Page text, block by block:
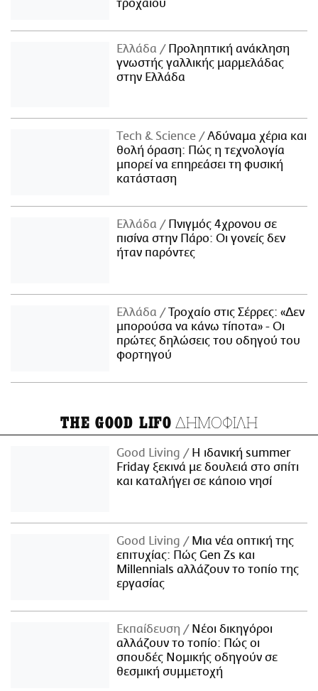
τροχαίου
Ελλάδα
Προληπτική ανάκληση
γνωστής γαλλικής μαρμελάδας
στην Ελλάδα
Τech & Science
Αδύναμα χέρια και
θολή όραση: Πώς η τεχνολογία
μπορεί να επηρεάσει τη φυσική
κατάσταση
Ελλάδα
Πνιγμός 4χρονου σε
πισίνα στην Πάρο: Οι γονείς δεν
ήταν παρόντες
Ελλάδα
Τροχαίο στις Σέρρες: «Δεν
μπορούσα να κάνω τίποτα» - Οι
πρώτες δηλώσεις του οδηγού του
φορτηγού
THE GOOD LIFO ΔΗΜΟΦΙΛΗ
Good Living
Η ιδανική summer
Friday ξεκινά με δουλειά στο σπίτι
και καταλήγει σε κάποιο νησί
Good Living
Μια νέα οπτική της
επιτυχίας: Πώς Gen Zs και
Millennials αλλάζουν το τοπίο της
εργασίας
Εκπαίδευση
Νέοι δικηγόροι
αλλάζουν το τοπίο: Πώς οι
σπουδές Νομικής οδηγούν σε
θεσμική συμμετοχή